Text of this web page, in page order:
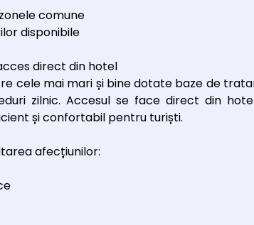
comune
disponibile
direct din hotel
cele mai mari și bine dotate baze de
zilnic. Accesul se face direct din
și confortabil pentru turiști.
afecțiunilor: